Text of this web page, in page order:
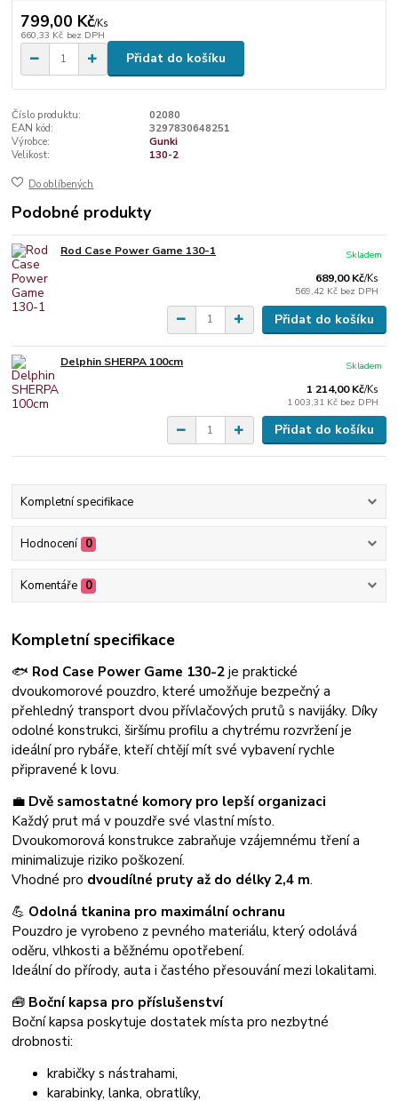
799,00 Kč/Ks
660,33 Kč bez DPH
Přidat do košíku
Číslo produktu:
02080
EAN kód:
3297830648251
Výrobce:
Gunki
Velikost:
130-2
Do oblíbených
Podobné produkty
Rod Case Power Game 130-1
689,00 Kč/Ks
569,42 Kč bez DPH
Skladem
Přidat do košíku
Delphin SHERPA 100cm
1 214,00 Kč/Ks
1 003,31 Kč bez DPH
Skladem
Přidat do košíku
Kompletní specifikace
Hodnocení 0
Komentáře 0
Kompletní specifikace
🐟 Rod Case Power Game 130-2je praktické
dvoukomorové pouzdro, které umožňuje bezpečný a
přehledný transport dvou přívlačových prutů s navijáky. Díky
odolné konstrukci, širšímu profilu a chytrému rozvržení je
ideální pro rybáře, kteří chtějí mít své vybavení rychle
připravené k lovu.
💼 Dvě samostatné komory pro lepší organizaci
Každý prut má v pouzdře své vlastní místo.
Dvoukomorová konstrukce zabraňuje vzájemnému tření a
minimalizuje riziko poškození.
Vhodné pro dvoudílné pruty až do délky 2,4 m.
💪 Odolná tkanina pro maximální ochranu
Pouzdro je vyrobeno z pevného materiálu, který odolává
oděru, vlhkosti a běžnému opotřebení.
Ideální do přírody, auta i častého přesouvání mezi lokalitami.
🧰 Boční kapsa pro příslušenství
Boční kapsa poskytuje dostatek místa pro nezbytné
drobnosti:
krabičky s nástrahami,
karabinky, lanka, obratlíky,